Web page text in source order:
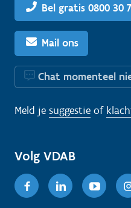
Bel gratis 0800 30
Mail ons
Chat momenteel
Meld je suggestie of
Volg VDAB
FacebookLinkedin